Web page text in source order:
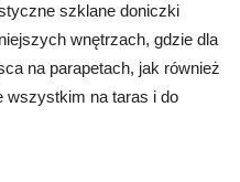
szklane doniczki
wnętrzach, gdzie dla
na parapetach, jak również
wszystkim na taras i do